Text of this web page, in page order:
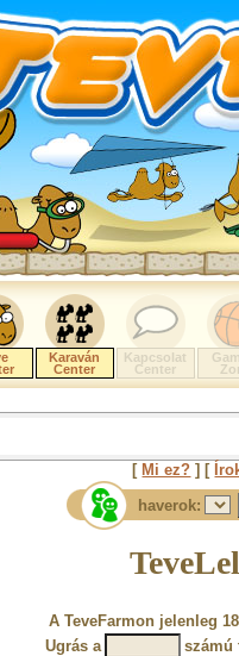
Karaván
Center
Kapcsolat
Center
[ Mi ez? ] [
haverok:
A TeveFarmon jelenleg
Ugrás a
számú